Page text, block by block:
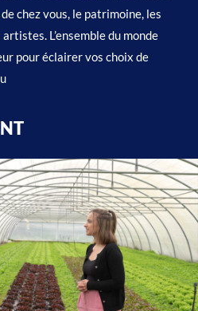
chez vous, le patrimoine, les
L’ensemble du monde
pour éclairer vos choix de